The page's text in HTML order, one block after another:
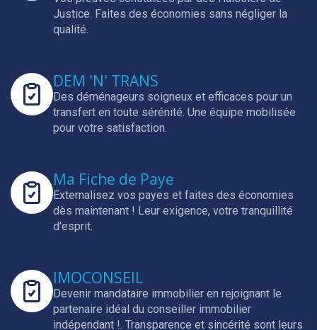
Justice. Faites des économies sans négliger la
qualité.
DEM 'N' TRANS
Des déménageurs soigneux et efficaces pour un
transfert en toute sérénité. Une équipe mobilisée
pour votre satisfaction.
Ma Fiche de Paye
Externalisez vos payes et faites des économies
dès maintenant ! Leur exigence, votre tranquillité
d'esprit.
IMOCONSEIL
Devenir mandataire immobilier en rejoignant le
partenaire idéal du conseiller immobilier
indépendant !. Transparence et sincérité sont leurs